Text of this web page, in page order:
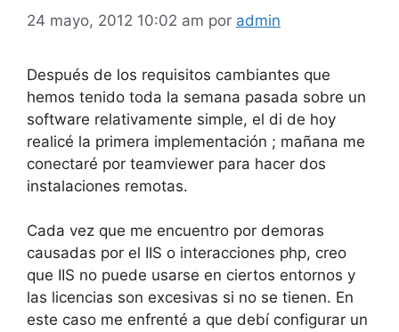
24 mayo, 2012 10:02 am por admin
Después de los requisitos cambiantes que
hemos tenido toda la semana pasada sobre un
software relativamente simple, el di de hoy
realicé la primera implementación ; mañana me
conectaré por teamviewer para hacer dos
instalaciones remotas.
Cada vez que me encuentro por demoras
causadas por el IIS o interacciones php, creo
que IIS no puede usarse en ciertos entornos y
las licencias son excesivas si no se tienen. En
este caso me enfrenté a que debí configurar un